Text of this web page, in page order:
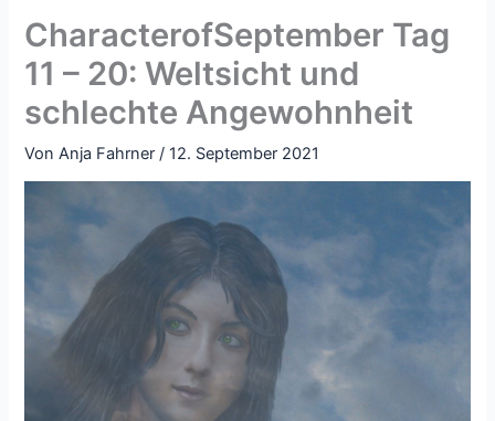
CharacterofSeptember Tag
11 – 20: Weltsicht und
schlechte Angewohnheit
VonAnja Fahrner/12. September 2021